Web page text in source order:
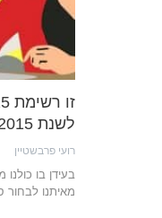
לשנת 2015
רועי פרבשטיין
בעידן בו
מאיתנו לבחור